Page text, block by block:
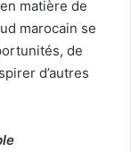
matière de
marocain se
de
d’autres